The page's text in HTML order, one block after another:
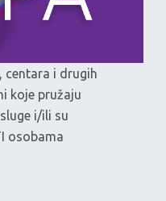
centara i drugih
koje pružaju
i/ili su
osobama